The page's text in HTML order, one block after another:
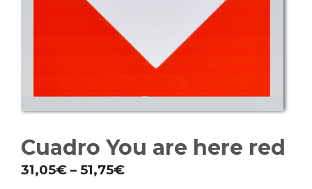
Cuadro You are here red
31,05€ – 51,75€